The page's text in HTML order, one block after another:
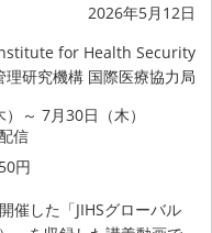
2026年5月12日
for Health Security
理研究機構 国際医療協力局
～ 7月30日（木）
信
円
催した「JIHSグローバル